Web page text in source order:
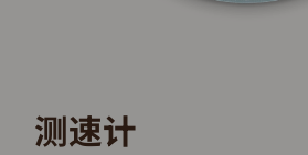
测速计